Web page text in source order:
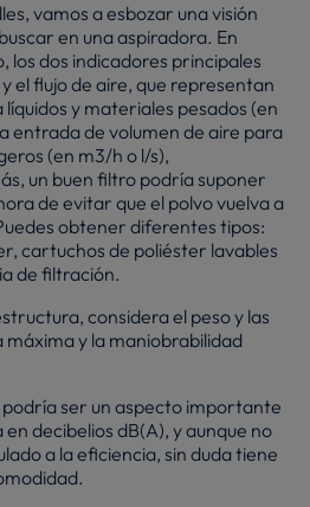
vamos a esbozar una visión
en una aspiradora. En
dos indicadores principales
el flujo de aire, que representan
y materiales pesados (en
entrada de volumen de aire para
(en m3/h o l/s),
un buen filtro podría suponer
de evitar que el polvo vuelva a
obtener diferentes tipos:
cartuchos de poliéster lavables
de filtración.
considera el peso y las
máxima y la maniobrabilidad
ser un aspecto importante
decibelios dB(A), y aunque no
a la eficiencia, sin duda tiene